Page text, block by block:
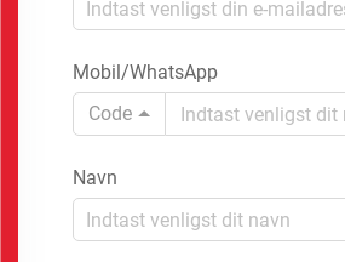
Mobil/WhatsApp
Code
Navn